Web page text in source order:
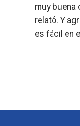
muy buena
relató. Y
es fácil en